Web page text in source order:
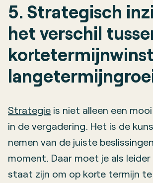
5. Strategisch
het verschil
Strategie is niet alleen een
in de vergadering. Het is de
nemen van de juiste
moment. Daar moet je als leider
staat zijn om op korte termijn